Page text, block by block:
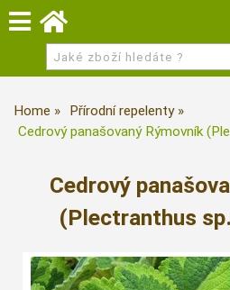
Home
Přírodní repelenty
Cedrový panašovaný Rýmovník
Cedrový
(Plectranthus